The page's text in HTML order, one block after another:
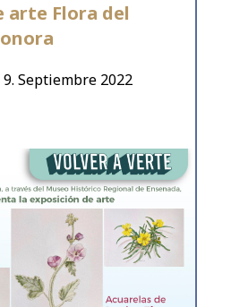
Septiembre 2022
arte Flora del